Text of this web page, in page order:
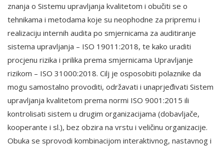
znanja o Sistemu upravljanja kvalitetom i obučiti se o
tehnikama i metodama koje su neophodne za pripremu i
realizaciju internih audita po smjernicama za auditiranje
sistema upravljanja – ISO 19011:2018, te kako uraditi
procjenu rizika i prilika prema smjernicama Upravljanje
rizikom – ISO 31000:2018. Cilj je osposobiti polaznike da
mogu samostalno provoditi, održavati i unaprjeđivati Sistem
upravljanja kvalitetom prema normi ISO 9001:2015 ili
kontrolisati sistem u drugim organizacijama (dobavljače,
kooperante i sl.), bez obzira na vrstu i veličinu organizacije.
Obuka se sprovodi kombinacijom interaktivnog, nastavnog i